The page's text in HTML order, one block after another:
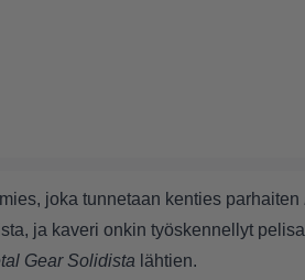
joka tunnetaan kenties parhaiten
ja kaveri onkin työskennellyt
Gear Solidista lähtien.